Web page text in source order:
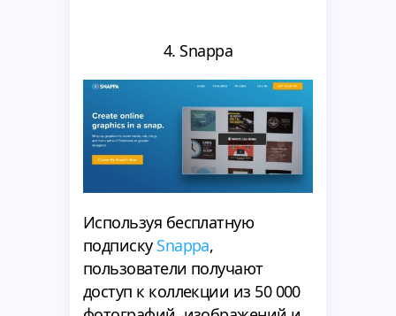
4. Snappa
Используя бесплатную
подписку Snappa,
пользователи получают
доступ к коллекции из 50 000